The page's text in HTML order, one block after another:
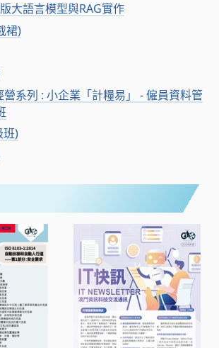
大語言模型與RAG實作
裙)
系列 : 小企業「計糧易」 - 僱員資料管
班)